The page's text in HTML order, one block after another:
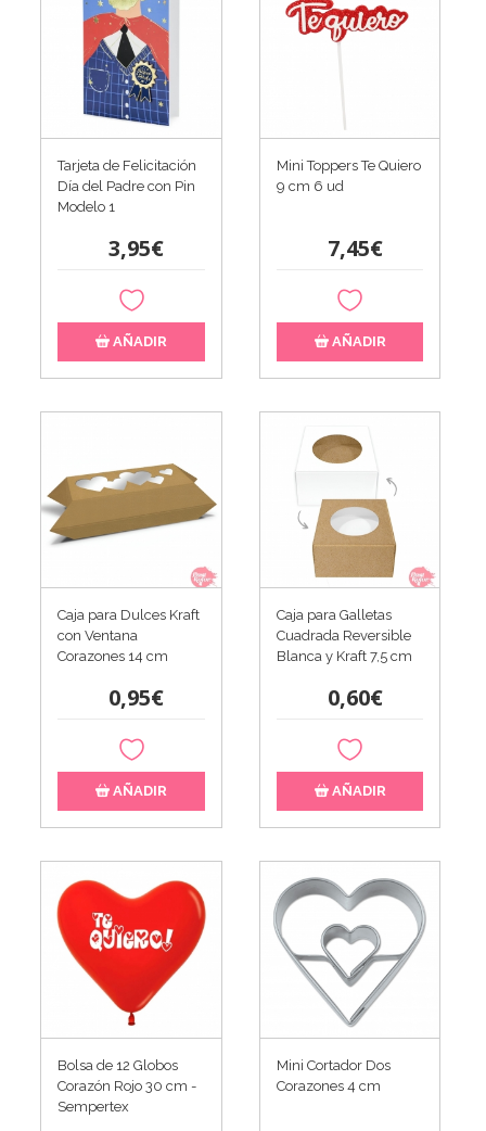
Tarjeta de Felicitación
Día del Padre con Pin
Modelo 1
3,95€
AÑADIR
Mini Toppers Te Quiero
9 cm 6 ud
7,45€
AÑADIR
Caja para Dulces Kraft
con Ventana
Corazones 14 cm
0,95€
AÑADIR
Caja para Galletas
Cuadrada Reversible
Blanca y Kraft 7,5 cm
0,60€
AÑADIR
Bolsa de 12 Globos
Corazón Rojo 30 cm -
Sempertex
Mini Cortador Dos
Corazones 4 cm